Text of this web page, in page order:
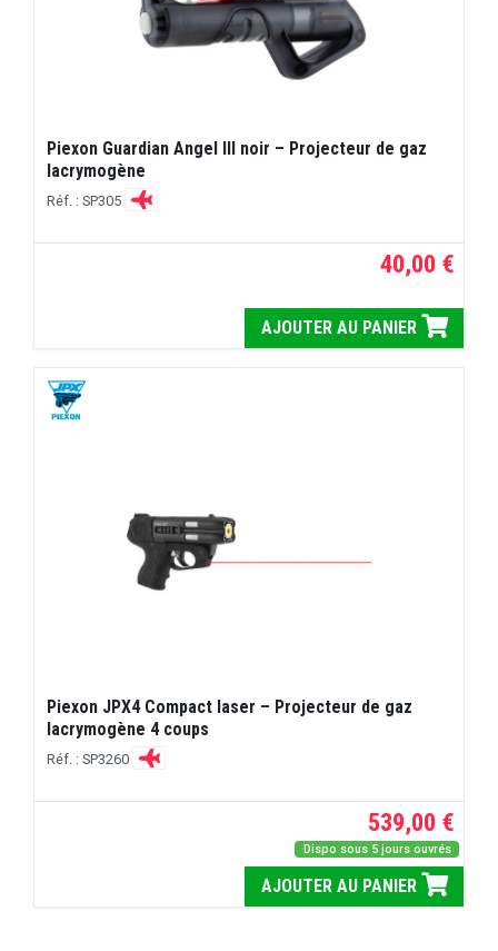
Piexon Guardian Angel III noir – Projecteur de gaz
lacrymogène
Réf. : SP305
40,00 €
AJOUTER AU PANIER
Piexon JPX4 Compact laser – Projecteur de gaz
lacrymogène 4 coups
Réf. : SP3260
539,00 €
Dispo sous 5 jours ouvrés
AJOUTER AU PANIER